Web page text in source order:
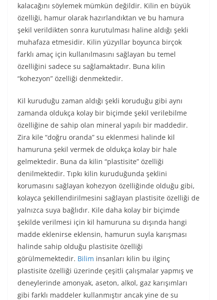
kalacağını söylemek mümkün değildir. Kilin en büyük
özelliği, hamur olarak hazırlandıktan ve bu hamura
şekil verildikten sonra kurutulması haline aldığı şekli
muhafaza etmesidir. Kilin yüzyıllar boyunca birçok
farklı amaç için kullanılmasını sağlayan bu temel
özelliğini sadece su sağlamaktadır. Buna kilin
“kohezyon” özelliği denmektedir.
Kil kuruduğu zaman aldığı şekli koruduğu gibi aynı
zamanda oldukça kolay bir biçimde şekil verilebilme
özelliğine de sahip olan mineral yapılı bir maddedir.
Zira kile “doğru oranda” su eklenmesi halinde kil
hamuruna şekil vermek de oldukça kolay bir hale
gelmektedir. Buna da kilin “plastisite” özelliği
denilmektedir. Tıpkı kilin kuruduğunda şeklini
korumasını sağlayan kohezyon özelliğinde olduğu gibi,
kolayca şekillendirilmesini sağlayan plastisite özelliği de
yalnızca suya bağlıdır. Kile daha kolay bir biçimde
şekilde verilmesi için kil hamuruna su dışında hangi
madde eklenirse eklensin, hamurun suyla karışması
halinde sahip olduğu plastisite özelliği
görülmemektedir. Bilim insanları kilin bu ilginç
plastisite özelliği üzerinde çeşitli çalışmalar yapmış ve
deneylerinde amonyak, aseton, alkol, gaz karışımları
gibi farklı maddeler kullanmıştır ancak yine de su